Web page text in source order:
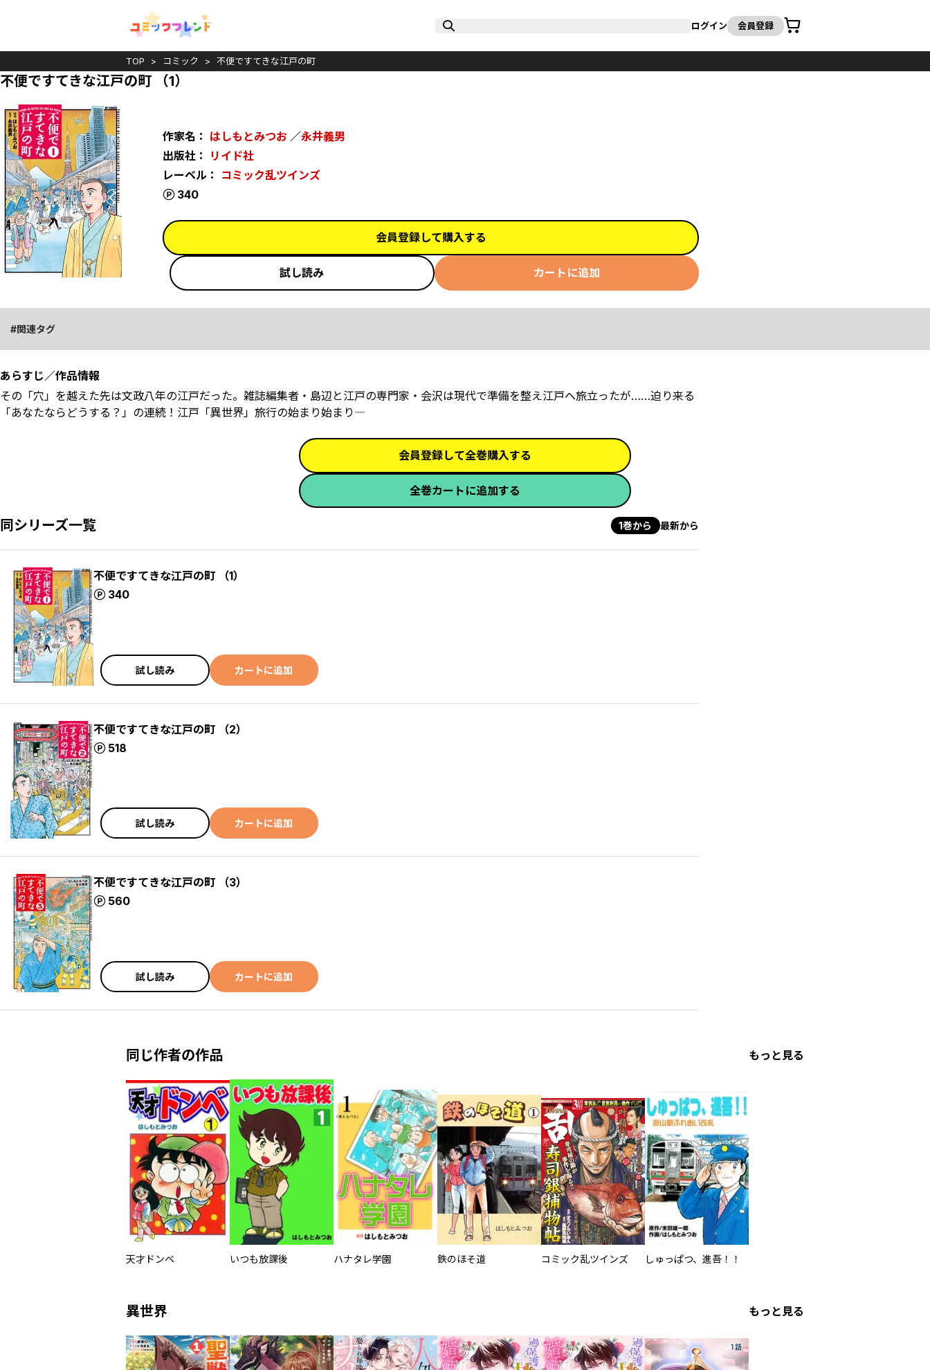
ログイン 会員登録
カート
TOP コミック 不便ですてきな江戸の町
不便ですてきな江戸の町 （1）
作家名： はしもとみつお ／永井義男
出版社：
リイド社
レーベル： コミック乱ツインズ
340
ポイント
会員登録して購入する
試し読み カートに追加
関連タグ
あらすじ／作品情報
その「穴」を越えた先は文政八年の江戸だった。雑誌編集者・島辺と江戸の専門家・会沢は現代で準備を整え江戸へ旅立ったが……迫り来る
「あなたならどうする？」の連続！江戸「異世界」旅行の始まり始まり――――
会員登録して全巻購入する
全巻カートに追加する
同シリーズ一覧 1巻から 最新から
不便ですてきな江戸の町 （1）
340
ポイント
試し読み カートに追加
不便ですてきな江戸の町 （2）
518
ポイント
試し読み カートに追加
不便ですてきな江戸の町 （3）
560
ポイント
試し読み カートに追加
同じ作者の作品 もっと見る
天才ドンベ いつも放課後 ハナタレ学園 鉄のほそ道 コミック乱ツインズ しゅっぱつ、進吾！！
異世界 もっと見る